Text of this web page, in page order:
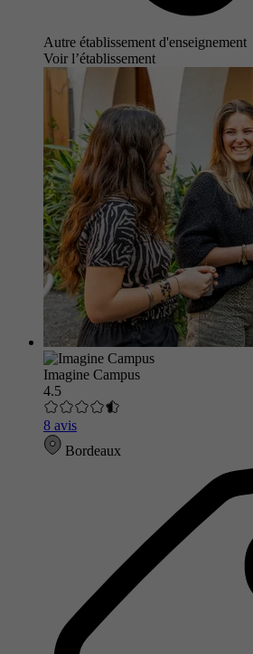
Autre établissement d'enseignement
Voir l’établissement
Imagine Campus
4.5
8 avis
Bordeaux